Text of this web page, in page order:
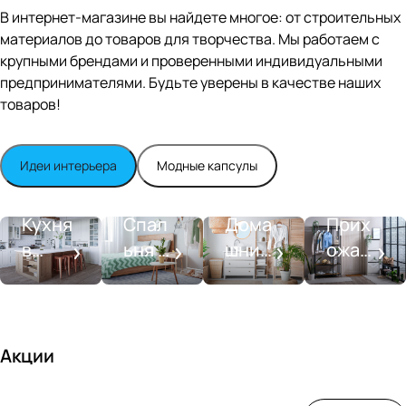
n
Whit
e
satin
В интернет-магазине вы найдете многое: от строительных
материалов до товаров для творчества. Мы работаем с
крупными брендами и проверенными индивидуальными
предпринимателями. Будьте уверены в качестве наших
товаров!
Идеи интерьера Модные капсулы
Кухня
в
стиле
Спал
ьня в
совре
Дома
шний
SPA-
Прих
ожая
со
Акции